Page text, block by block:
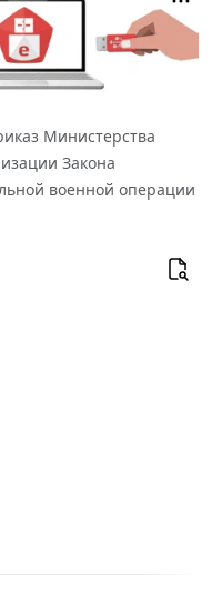
Министерства
Закона
военной операции